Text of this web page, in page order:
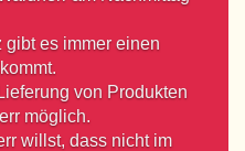
gibt es immer einen
von Produkten
möglich.
willst, dass nicht im